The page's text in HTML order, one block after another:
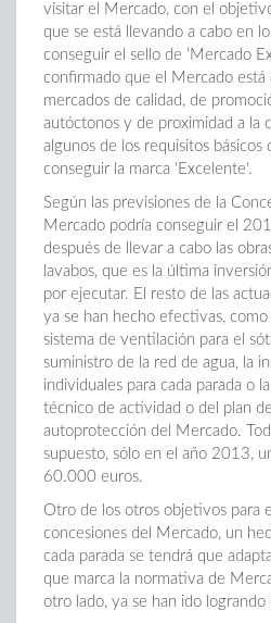
visitar el Mercado, con el
que se está llevando a cabo en
conseguir el sello de 'Mercado
confirmado que el Mercado está
mercados de calidad, de
autóctonos y de proximidad a la
algunos de los requisitos básicos
conseguir la marca 'Excelente'.
Según las previsiones de la
Mercado podría conseguir el
después de llevar a cabo las
lavabos, que es la última
por ejecutar. El resto de las
ya se han hecho efectivas,
sistema de ventilación para el
suministro de la red de agua, la
individuales para cada parada o
técnico de actividad o del plan
autoprotección del Mercado.
supuesto, sólo en el año 2013,
60.000 euros.
Otro de los otros objetivos para
concesiones del Mercado, un
cada parada se tendrá que
que marca la normativa de
otro lado, ya se han ido logrando